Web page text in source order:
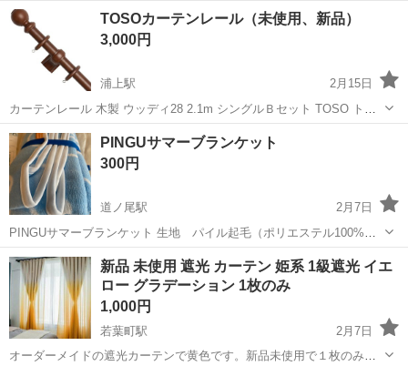
TOSOカーテンレール（未使用、新品）
3,000円
浦上駅
2月15日
カーテンレール 木製 ウッディ28 2.1m シングルＢセット TOSO トー
ソー 木製レール ウッディ28レールセット 購入後、色がイメージと違
ってメーカーに交換を希望しましたが、箱を開けた理由で不可ななり
ました。品物...
長崎 長崎市 浦上駅 カーテン、ブラインド
カーテンレール
PINGUサマーブランケット
300円
道ノ尾駅
2月7日
PINGUサマーブランケット 生地 パイル起毛（ポリエステル100%）
ブランケットは、リボンでまとめられます。
長崎 長崎市 道ノ尾駅 カーテン、ブラインド
ブランケット
新品 未使用 遮光 カーテン 姫系 1級遮光 イエ
ロー グラデーション 1枚のみ
1,000円
若葉町駅
2月7日
オーダーメイドの遮光カーテンで黄色です。新品未使用で１枚のみ。